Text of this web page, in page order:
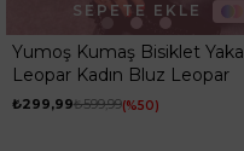
Yumoş Kumaş Bisiklet Yaka
Leopar Kadın Bluz Leopar
₺299,99₺599,99 %50
SEPETE EKLE